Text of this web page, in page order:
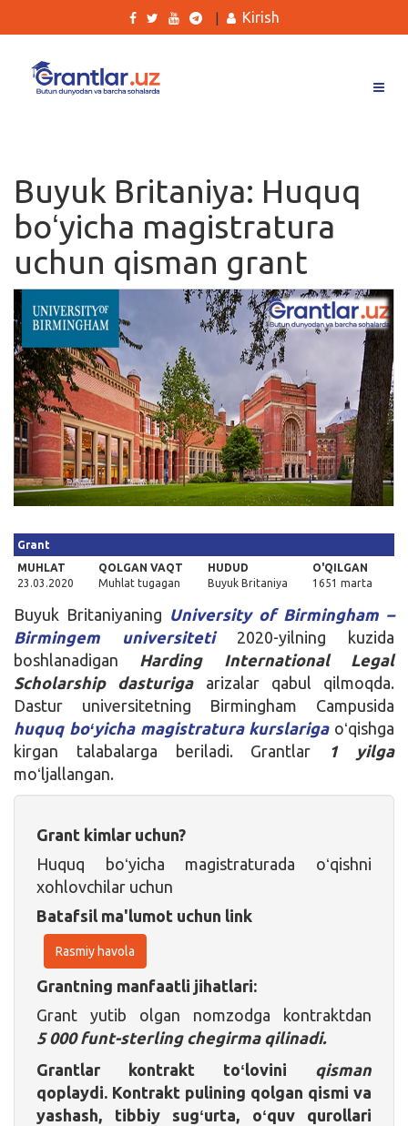
Ishlar
Kurslar
Blog
Yana
Qidirish
Kirish
Kirish
Buyuk Britaniya: Huquq
boʻyicha magistratura
uchun qisman grant
Grant
MUHLAT
23.03.2020
QOLGAN VAQT
Muhlat tugagan
HUDUD
Buyuk Britaniya
O'QILGAN
1651 marta
Buyuk Britaniyaning University of Birmingham –
Birmingem universiteti2020-yilning kuzida
boshlanadigan Harding International Legal
Scholarship dasturigaarizalar qabul qilmoqda.
Dastur universitetning Birmingham Campusida
huquq boʻyicha magistratura kurslarigaoʻqishga
kirgan talabalarga beriladi. Grantlar
1 yilga
moʻljallangan.
Grant kimlar uchun?
Huquq boʻyicha magistraturada oʻqishni
xohlovchilar uchun
Batafsil ma'lumot uchun link
Rasmiy havola
Grantning manfaatli jihatlari:
Grant yutib olgan nomzodga kontraktdan
5 000 funt-sterling chegirma qilinadi.
Grantlar kontrakt toʻlovini qisman
qoplaydi. Kontrakt pulining qolgan qismi va
yashash, tibbiy sugʻurta, oʻquv qurollari